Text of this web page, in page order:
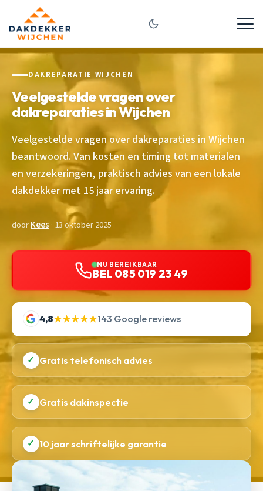
DAKREPARATIE WIJCHEN
Veelgestelde vragen over
dakreparaties in Wijchen
Veelgestelde vragen over dakreparaties in Wijchen
beantwoord. Van kosten en timing tot materialen
en verzekeringen, praktisch advies van een lokale
dakdekker met 15 jaar ervaring.
doorKees · 13 oktober 2025
NU BEREIKBAAR
BEL 085 019 23 49
4,8★★★★★143 Google reviews
✓ Gratis telefonisch advies
✓ Gratis dakinspectie
✓ 10 jaar schriftelijke garantie